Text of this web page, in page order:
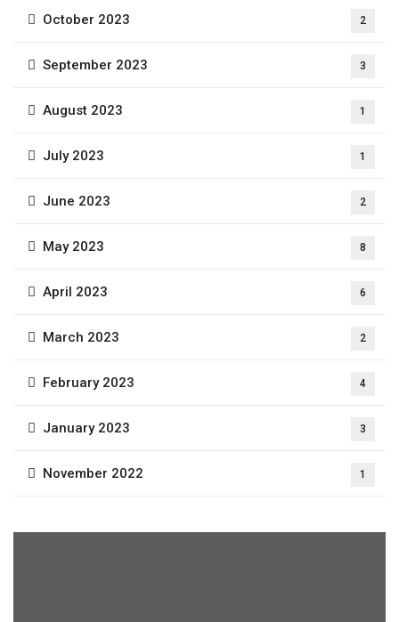
October 2023 2
September 2023 3
August 2023 1
July 2023 1
June 2023 2
May 2023 8
April 2023 6
March 2023 2
February 2023 4
January 2023 3
November 2022 1